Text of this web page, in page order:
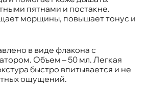
пятнами и постакне.
морщины, повышает тонус и
в виде флакона с
Объем – 50 мл. Легкая
быстро впитывается и не
ощущений.